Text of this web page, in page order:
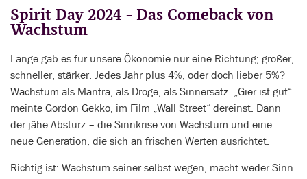
Spirit Day 2024 - Das Comeback von
Wachstum
Lange gab es für unsere Ökonomie nur eine Richtung; größer,
schneller, stärker. Jedes Jahr plus 4%, oder doch lieber 5%?
Wachstum als Mantra, als Droge, als Sinnersatz. „Gier ist gut“
meinte Gordon Gekko, im Film „Wall Street“ dereinst. Dann
der jähe Absturz – die Sinnkrise von Wachstum und eine
neue Generation, die sich an frischen Werten ausrichtet.
Richtig ist: Wachstum seiner selbst wegen, macht weder Sinn